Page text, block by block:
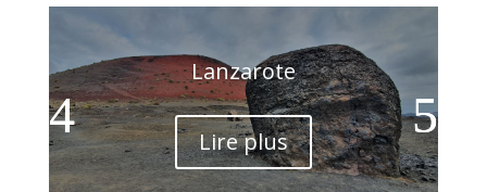
Lanzarote
Lire plus